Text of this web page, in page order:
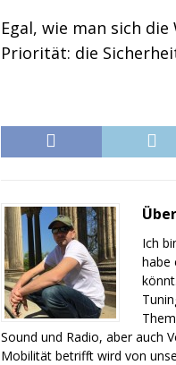
Egal, wie man sich
Priorität: die
Ich
habe
Sound und Radio, aber auch
Mobilität betrifft wird von